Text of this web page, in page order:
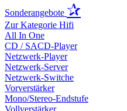
Sonderangebote ✰
Zur Kategorie Hifi
All In One
CD / SACD-Player
Netzwerk-Player
Netzwerk-Server
Netzwerk-Switche
Vorverstärker
Mono/Stereo-Endstufe
Vollverstärker